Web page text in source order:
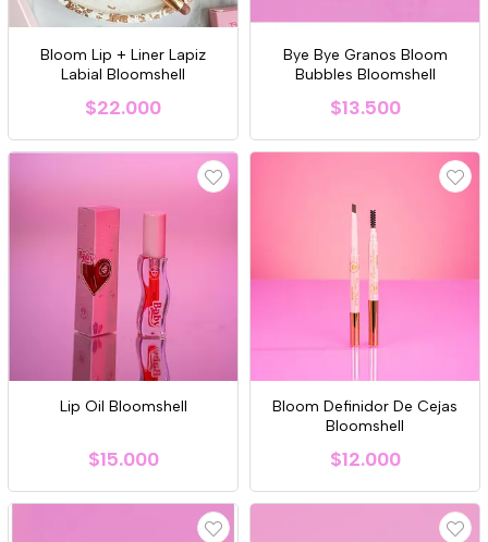
Bloom Lip + Liner Lapiz
Labial Bloomshell
$22.000
Bye Bye Granos Bloom
Bubbles Bloomshell
$13.500
Lip Oil Bloomshell
$15.000
Bloom Definidor De Cejas
Bloomshell
$12.000